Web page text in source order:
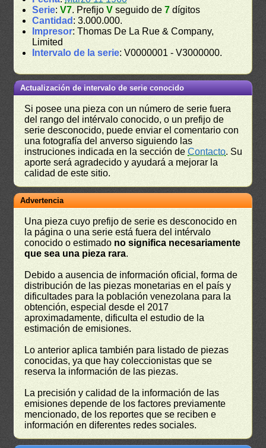
Serie:V7. PrefijoV seguido de7 dígitos
Cantidad : 3.000.000.
Impresor: Thomas De La Rue & Company,
Limited
Intervalo de la serie: V0000001 - V3000000.
Actualización de intervalo de serie conocido
Si posee una pieza con un número de serie fuera
del rango del intérvalo conocido, o un prefijo de
serie desconocido, puede enviar el comentario con
una fotografía del anverso siguiendo las
instruciones indicada en la sección deContacto. Su
aporte será agradecido y ayudará a mejorar la
calidad de este sitio.
Advertencia
Una pieza cuyo prefijo de serie es desconocido en
la página o una serie está fuera del intérvalo
conocido o estimado no significa necesariamente
que sea una pieza rara.
Debido a ausencia de información oficial, forma de
distribución de las piezas monetarias en el país y
dificultades para la población venezolana para la
obtención, especial desde el 2017
aproximadamente, dificulta el estudio de la
estimación de emisiones.
Lo anterior aplica también para listado de piezas
conocidas, ya que hay coleccionistas que se
reserva la información de las piezas.
La precisión y calidad de la información de las
emisiones depende de los factores previamente
mencionado, de los reportes que se reciben e
información en diferentes redes sociales.